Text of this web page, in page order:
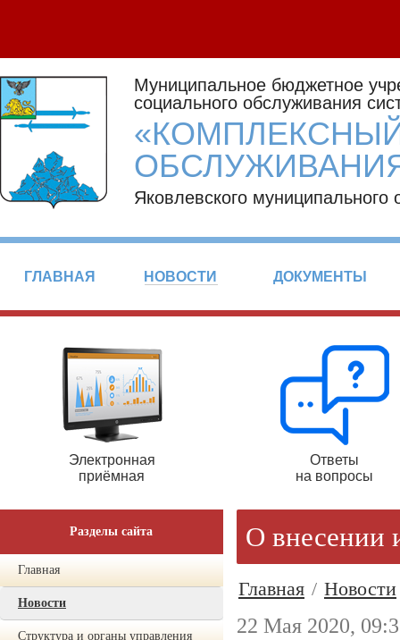
Муниципальное бюджетное
социального обслуживания
Яковлевского муниципального
ГЛАВНАЯ НОВОСТИ ДОКУМЕНТЫ
Электронная
приёмная
Ответы
на вопросы
Разделы сайта
Главная
Новости
Структура и органы управления
О внесении
Главная / Новости
22 Мая 2020,